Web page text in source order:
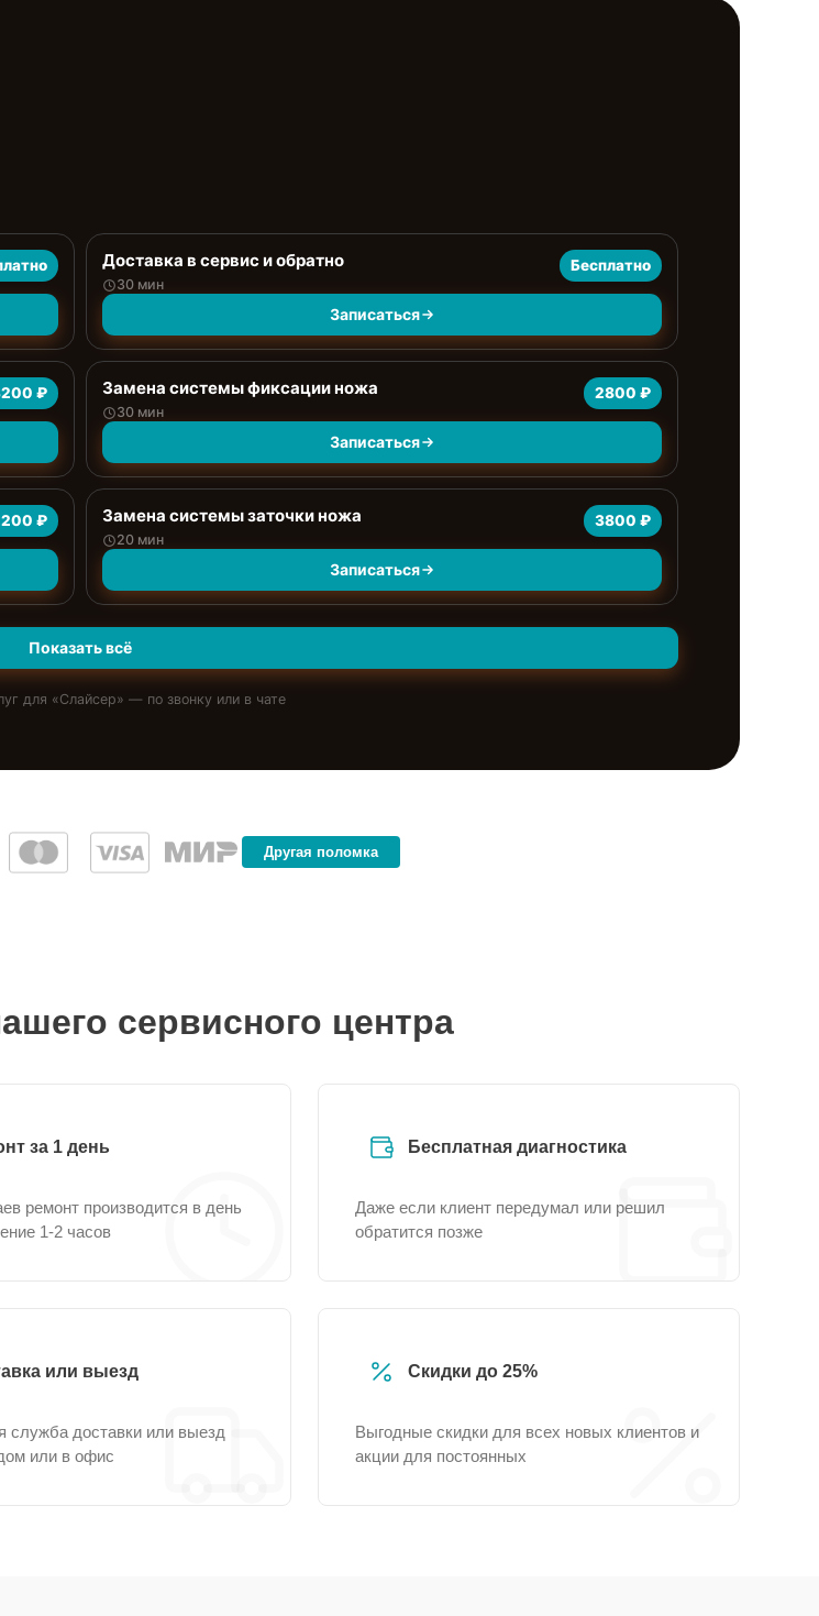
Доставка в сервис и обратно
30 мин
Бесплатно
Записаться
₽ Замена системы фиксации ножа
30 мин
2800 ₽
Записаться
₽ Замена системы заточки ножа
20 мин
3800 ₽
Записаться
Показать всё
для «Слайсер» — по звонку или в чате
Другая поломка
сервисного центра
за 1 день
ремонт производится в день
1-2 часов
Бесплатная диагностика
Даже если клиент передумал или решил
обратится позже
или выезд
служба доставки или выезд
или в офис
Скидки до 25%
Выгодные скидки для всех новых клиентов и
акции для постоянных